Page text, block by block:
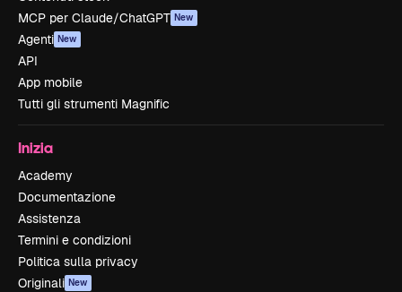
MCP per Claude/ChatGPT New
Agenti New
API
App mobile
Tutti gli strumenti Magnific
Inizia
Academy
Documentazione
Assistenza
Termini e condizioni
Politica sulla privacy
Originali New